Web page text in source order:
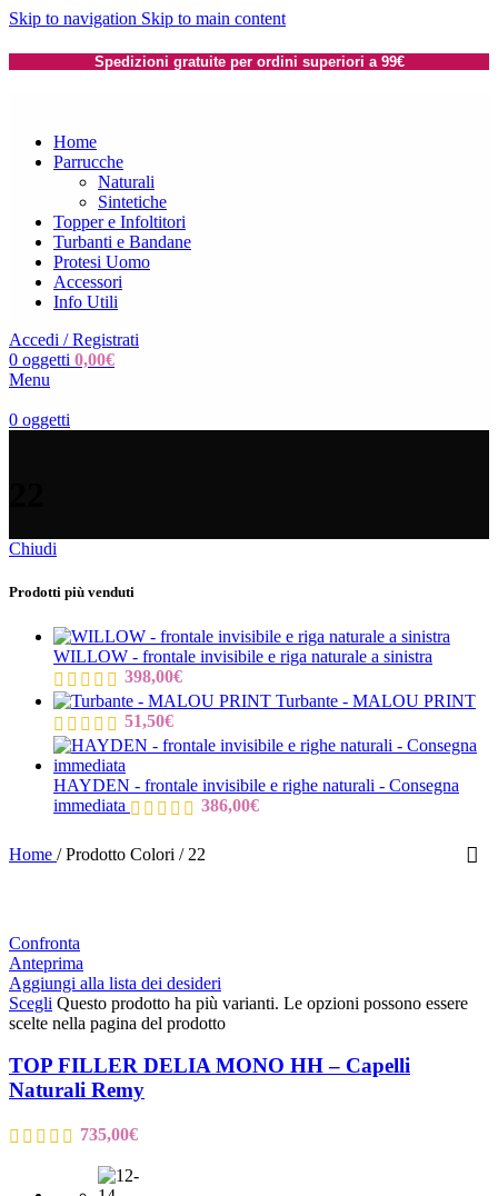
Skip to navigation Skip to main content
Spedizioni gratuite per ordini superiori a 99€
Home
Parrucche
Naturali
Sintetiche
Topper e Infoltitori
Turbanti e Bandane
Protesi Uomo
Accessori
Info Utili
Accedi / Registrati
0 oggetti 0,00€
Menu
0 oggetti
Chiudi
Prodotti più venduti
WILLOW - frontale invisibile e riga naturale a sinistra
398,00€
Turbante - MALOU PRINT
51,50€
HAYDEN - frontale invisibile e righe naturali - Consegna
immediata
386,00€
Home / Prodotto Colori / 22
Confronta
Anteprima
Aggiungi alla lista dei desideri
Scegli Questo prodotto ha più varianti. Le opzioni possono essere
scelte nella pagina del prodotto
TOP FILLER DELIA MONO HH – Capelli
Naturali Remy
735,00€